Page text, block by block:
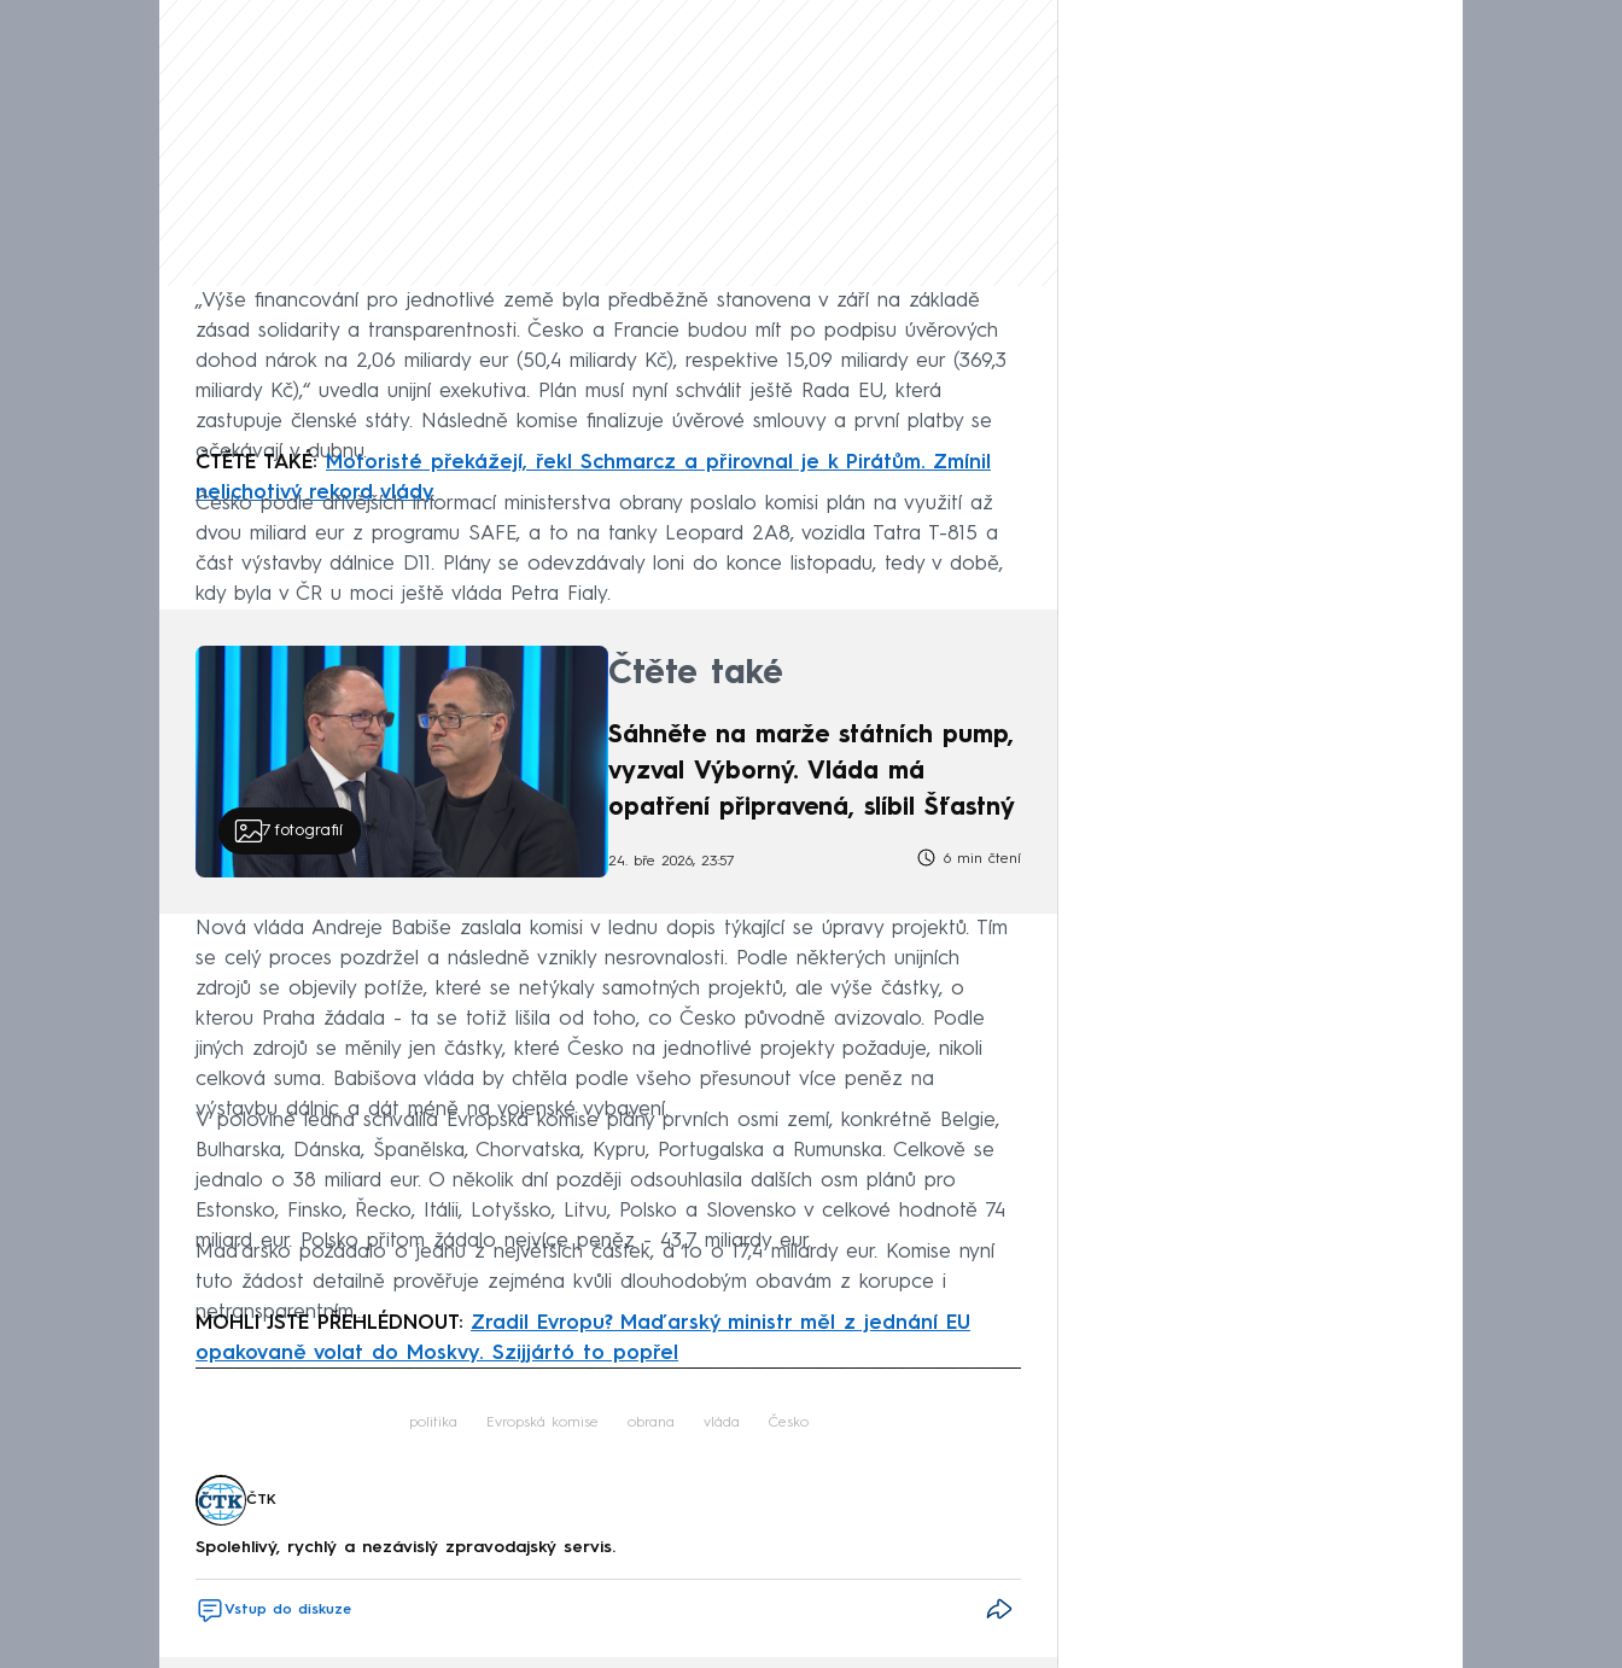
„Výše financování pro jednotlivé země byla předběžně stanovena v září na základě
zásad solidarity a transparentnosti. Česko a Francie budou mít po podpisu úvěrových
dohod nárok na 2,06 miliardy eur (50,4 miliardy Kč), respektive 15,09 miliardy eur (369,3
miliardy Kč),“ uvedla unijní exekutiva. Plán musí nyní schválit ještě Rada EU, která
zastupuje členské státy. Následně komise finalizuje úvěrové smlouvy a první platby se
očekávají v dubnu.
ČTĚTE TAKÉ:Motoristé překážejí, řekl Schmarcz a přirovnal je k Pirátům. Zmínil
nelichotivý rekord vlády
Česko podle dřívějších informací ministerstva obrany poslalo komisi plán na využití až
dvou miliard eur z programu SAFE, a to na tanky Leopard 2A8, vozidla Tatra T-815 a
část výstavby dálnice D11. Plány se odevzdávaly loni do konce listopadu, tedy v době,
kdy byla v ČR u moci ještě vláda Petra Fialy.
7 fotografií
Čtěte také
Sáhněte na marže státních pump,
vyzval Výborný. Vláda má
opatření připravená, slíbil Šťastný
24. bře 2026, 23:57 6 min čtení
Nová vláda Andreje Babiše zaslala komisi v lednu dopis týkající se úpravy projektů. Tím
se celý proces pozdržel a následně vznikly nesrovnalosti. Podle některých unijních
zdrojů se objevily potíže, které se netýkaly samotných projektů, ale výše částky, o
kterou Praha žádala - ta se totiž lišila od toho, co Česko původně avizovalo. Podle
jiných zdrojů se měnily jen částky, které Česko na jednotlivé projekty požaduje, nikoli
celková suma. Babišova vláda by chtěla podle všeho přesunout více peněz na
výstavbu dálnic a dát méně na vojenské vybavení.
V polovině ledna schválila Evropská komise plány prvních osmi zemí, konkrétně Belgie,
Bulharska, Dánska, Španělska, Chorvatska, Kypru, Portugalska a Rumunska. Celkově se
jednalo o 38 miliard eur. O několik dní později odsouhlasila dalších osm plánů pro
Estonsko, Finsko, Řecko, Itálii, Lotyšsko, Litvu, Polsko a Slovensko v celkové hodnotě 74
miliard eur. Polsko přitom žádalo nejvíce peněz - 43,7 miliardy eur.
Maďarsko požádalo o jednu z největších částek, a to o 17,4 miliardy eur. Komise nyní
tuto žádost detailně prověřuje zejména kvůli dlouhodobým obavám z korupce i
netransparentním...
MOHLI JSTE PŘEHLÉDNOUT: Zradil Evropu? Maďarský ministr měl z jednání EU
opakovaně volat do Moskvy. Szijjártó to popřel
politika Evropská komise obrana vláda Česko
ČTK
Spolehlivý, rychlý a nezávislý zpravodajský servis.
Vstup do diskuze